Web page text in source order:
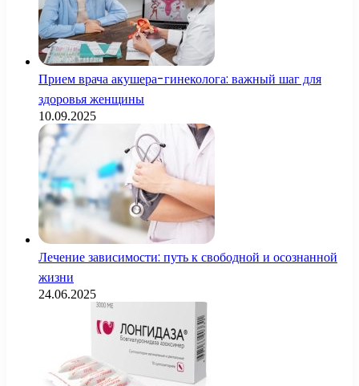
Прием врача акушера-гинеколога: важный шаг для
здоровья женщины
10.09.2025
Лечение зависимости: путь к свободной и осознанной
жизни
24.06.2025